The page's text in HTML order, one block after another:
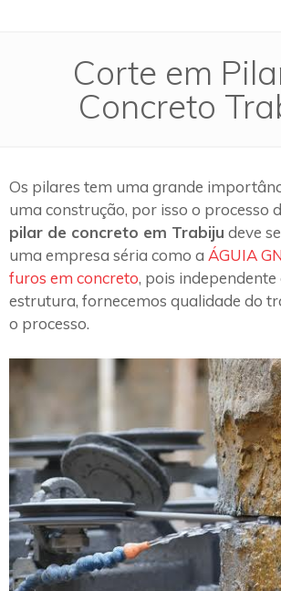
Corte em
Concreto
Os pilares tem uma grande
uma construção, por isso o processo
pilar de concreto em Trabiju deve
uma empresa séria como a ÁGUIA
furos em concreto, pois
estrutura, fornecemos qualidade do
o processo.